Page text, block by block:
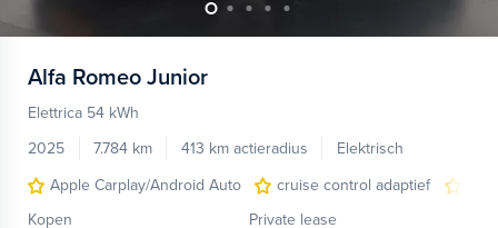
Alfa Romeo Junior
Elettrica 54 kWh
2025
7.784 km 413 km actieradius
Elektrisch
Apple Carplay/Android Auto
cruise control adaptief
Kopen
Private lease